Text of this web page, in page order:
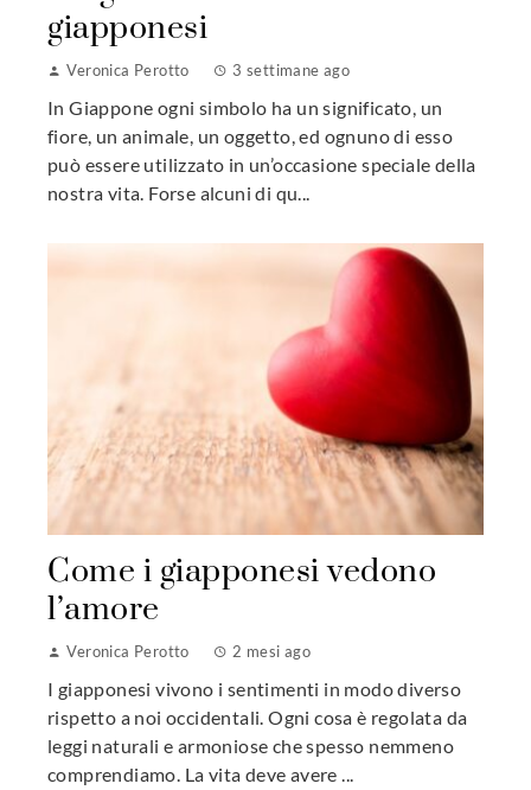
giapponesi
Veronica Perotto 3 settimane ago
In Giappone ogni simbolo ha un significato, un
fiore, un animale, un oggetto, ed ognuno di esso
può essere utilizzato in un’occasione speciale della
nostra vita. Forse alcuni di qu...
Come i giapponesi vedono
l’amore
Veronica Perotto 2 mesi ago
I giapponesi vivono i sentimenti in modo diverso
rispetto a noi occidentali. Ogni cosa è regolata da
leggi naturali e armoniose che spesso nemmeno
comprendiamo. La vita deve avere ...